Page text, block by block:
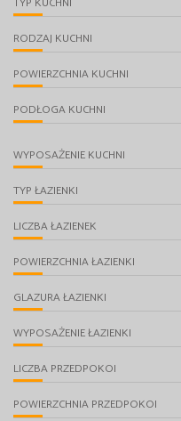
RODZAJ KUCHNI
POWIERZCHNIA KUCHNI
PODŁOGA KUCHNI
WYPOSAŻENIE KUCHNI
TYP ŁAZIENKI
LICZBA ŁAZIENEK
POWIERZCHNIA ŁAZIENKI
GLAZURA ŁAZIENKI
WYPOSAŻENIE ŁAZIENKI
LICZBA PRZEDPOKOI
POWIERZCHNIA PRZEDPOKOI